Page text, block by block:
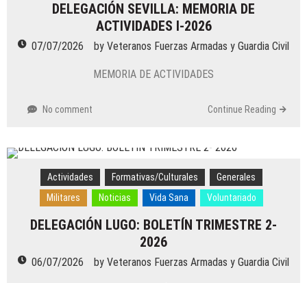
DELEGACIÓN SEVILLA: MEMORIA DE
ACTIVIDADES I-2026
07/07/2026 by Veteranos Fuerzas Armadas y Guardia Civil
MEMORIA DE ACTIVIDADES
No comment Continue Reading
Actividades Formativas/Culturales
Generales
Militares
Noticias Vida Sana Voluntariado
DELEGACIÓN LUGO: BOLETÍN TRIMESTRE 2-
2026
06/07/2026 by Veteranos Fuerzas Armadas y Guardia Civil